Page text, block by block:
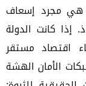
هي مجرد إسعاف
إذا كانت الدولة
اقتصاد مستقر
الأمان الهشة